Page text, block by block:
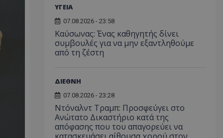
ΥΓΕΙΑ
07.08.2026 - 23:58
Kαύσωνας: Ένας καθηγητής δίνει
συμβουλές για να μην εξαντληθούμε
από τη ζέστη
ΔΙΕΘΝΗ
07.08.2026 - 23:28
Ντόναλντ Τραμπ: Προσφεύγει στο
Ανώτατο Δικαστήριο κατά της
απόφασης που του απαγορεύει να
κατασκευάσει αίθουσα χορού στον